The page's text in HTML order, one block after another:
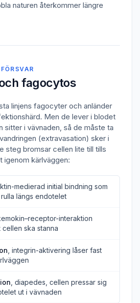
naturen återkommer längre
fagocytos
linjens fagocyter och anländer
Men de lever i blodet
sitter i vävnaden, så de måste ta
(extravasation) sker i
steg bromsar cellen lite till tills
igenom kärlväggen:
medierad initial bindning som
längs endotelet
interaktion
cellen ska stanna
, integrin-aktivering låser fast
, diapedes, cellen pressar sig
ut i vävnaden